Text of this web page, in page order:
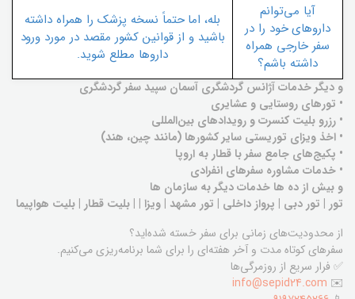
آیا می‌توانم
داروهای خود را در
سفر خارجی همراه
داشته باشم؟
بله، اما حتماً نسخه پزشک را همراه داشته
باشید و از قوانین کشور مقصد در مورد ورود
داروها مطلع شوید.
و دیگر خدمات آژانس گردشگری آسمان سپید سفر گردشگری
• تورهای روستایی و عشایری
• رزرو بلیت کنسرت و رویدادهای بین‌المللی
• اخذ ویزای توریستی سایر کشورها (مانند چین، هند)
• پکیج‌های جامع سفر با قطار به اروپا
• خدمات مشاوره سفرهای انفرادی
و بیش از ده ها خدمات دیگر به سازمان ها
تور | تور دبی | پرواز داخلی | تور مشهد | ویزا | | بلیت قطار | بلیت هواپیما
از محدودیت‌های زمانی برای سفر خسته شده‌اید؟
سفرهای کوتاه مدت و آخر هفته‌ای را برای شما برنامه‌ریزی می‌کنیم.
✅ فرار سریع از روزمرگی‌ها
✉️
info@sepid24.com